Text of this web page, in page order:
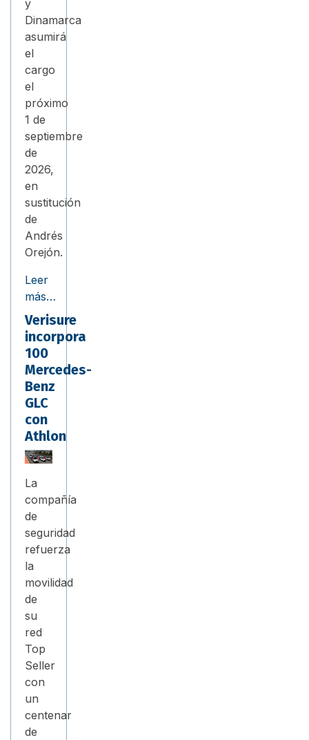
y
Dinamarca
asumirá
el
cargo
el
próximo
1 de
septiembre
de
2026,
en
sustitución
de
Andrés
Orejón.
Leer
más…
Verisure
incorpora
100
Mercedes-
Benz
GLC
con
Athlon
La
compañía
de
seguridad
refuerza
la
movilidad
de
su
red
Top
Seller
con
un
centenar
de